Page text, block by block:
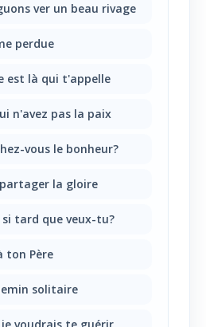
ver un beau rivage
perdue
est là qui t'appelle
n'avez pas la paix
vous le bonheur?
la gloire
si tard que veux-tu?
ton Père
solitaire